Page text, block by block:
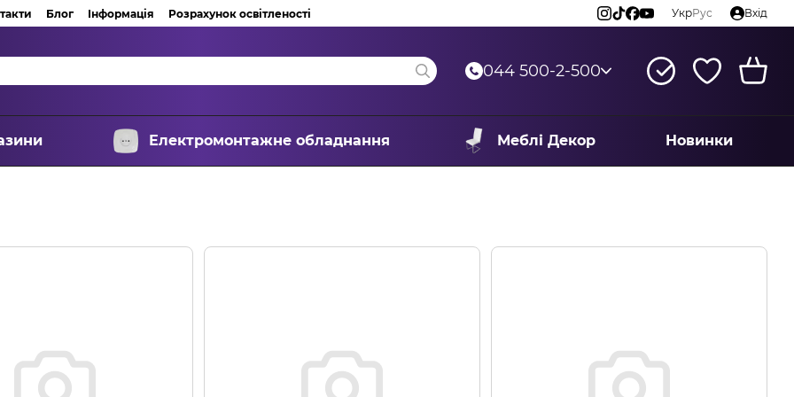
Блог Інформація Розрахунок освітленості УкрРус Вхід
044 500-2-500
Електромонтажне обладнання Меблі Декор Новинки